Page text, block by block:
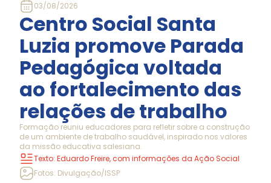
03/08/2026
Centro Social Santa
Luzia promove Parada
Pedagógica voltada
ao fortalecimento das
relações de trabalho
Formação reuniu educadores para refletir sobre a construção
de um ambiente de trabalho saudável, inspirado nos valores
da missão educativa salesiana.
Texto: Eduardo Freire, com informações da Ação Social
Fotos: Divulgação/ISSP